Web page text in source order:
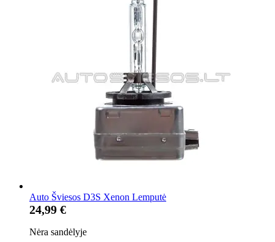
Auto Šviesos D3S Xenon Lemputė
24,99 €
Nėra sandėlyje